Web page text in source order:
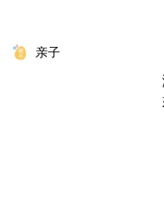
亲子